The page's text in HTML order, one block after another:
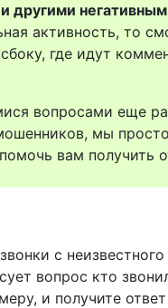
другими
активность, то
где идут
вопросами еще
мы
вам получить
с
вопрос кто
и получите